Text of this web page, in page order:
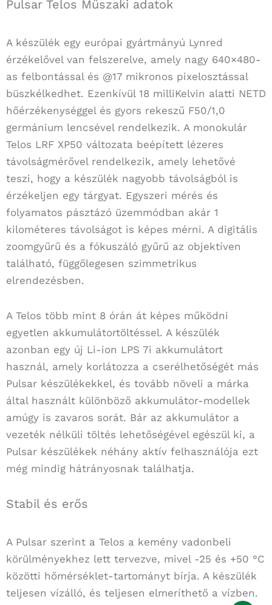
Pulsar Telos Műszaki adatok
A készülék egy európai gyártmányú Lynred
érzékelővel van felszerelve, amely nagy 640×480-
as felbontással és @17 mikronos pixelosztással
büszkélkedhet. Ezenkívül 18 milliKelvin alatti NETD
hőérzékenységgel és gyors rekeszű F50/1,0
germánium lencsével rendelkezik. A monokulár
Telos LRF XP50 változata beépített lézeres
távolságmérővel rendelkezik, amely lehetővé
teszi, hogy a készülék nagyobb távolságból is
érzékeljen egy tárgyat. Egyszeri mérés és
folyamatos pásztázó üzemmódban akár 1
kilométeres távolságot is képes mérni. A digitális
zoomgyűrű és a fókuszáló gyűrű az objektíven
található, függőlegesen szimmetrikus
elrendezésben.
A Telos több mint 8 órán át képes működni
egyetlen akkumulátortöltéssel. A készülék
azonban egy új Li-ion LPS 7i akkumulátort
használ, amely korlátozza a cserélhetőségét más
Pulsar készülékekkel, és tovább növeli a márka
által használt különböző akkumulátor-modellek
amúgy is zavaros sorát. Bár az akkumulátor a
vezeték nélküli töltés lehetőségével egészül ki, a
Pulsar készülékek néhány aktív felhasználója ezt
még mindig hátrányosnak találhatja.
Stabil és erős
A Pulsar szerint a Telos a kemény vadonbeli
körülményekhez lett tervezve, mivel -25 és +50 °C
közötti hőmérséklet-tartományt bírja. A készülék
teljesen vízálló, és teljesen elmeríthető a vízben.